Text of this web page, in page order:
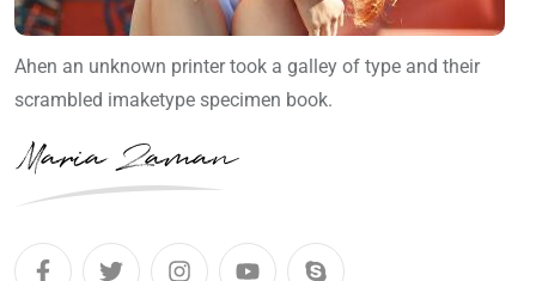
Ahen an unknown printer took a galley of type and their
scrambled imaketype specimen book.